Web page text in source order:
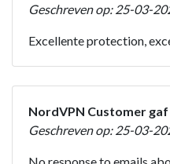
Geschreven op: 25-03-
Excellente protection,
NordVPN Customer
Geschreven op: 25-03-
No response to emails